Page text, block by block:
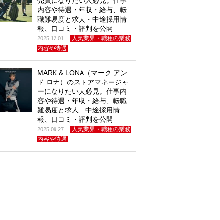
内容や待遇・年収・給与、転
職難易度と求人・中途採用情
報、口コミ・評判を公開
2025.12.01
人気業界・職種の業務
内容や待遇
MARK & LONA（マーク アン
ド ロナ）のストアマネージャ
ーになりたい人必見。仕事内
容や待遇・年収・給与、転職
難易度と求人・中途採用情
報、口コミ・評判を公開
2025.09.27
人気業界・職種の業務
内容や待遇